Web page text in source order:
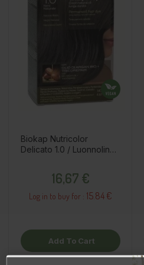
Biokap Nutricolor
Delicato 1.0 / Luonnolinen
16,67 €
Log in to buy for : 15.84 €
Add To Cart